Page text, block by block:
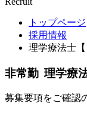
トップページ
採用情報
理学療法士
非常勤 理学療
募集要項をご確認